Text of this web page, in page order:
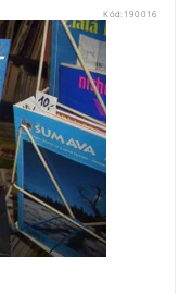
Kód:190016